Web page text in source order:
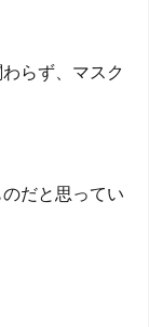
らず、マスク
だと思ってい